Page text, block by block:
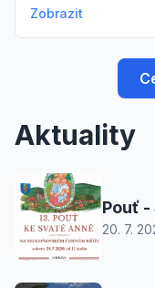
Zobrazit
Aktuality
Pouť
20. 7.